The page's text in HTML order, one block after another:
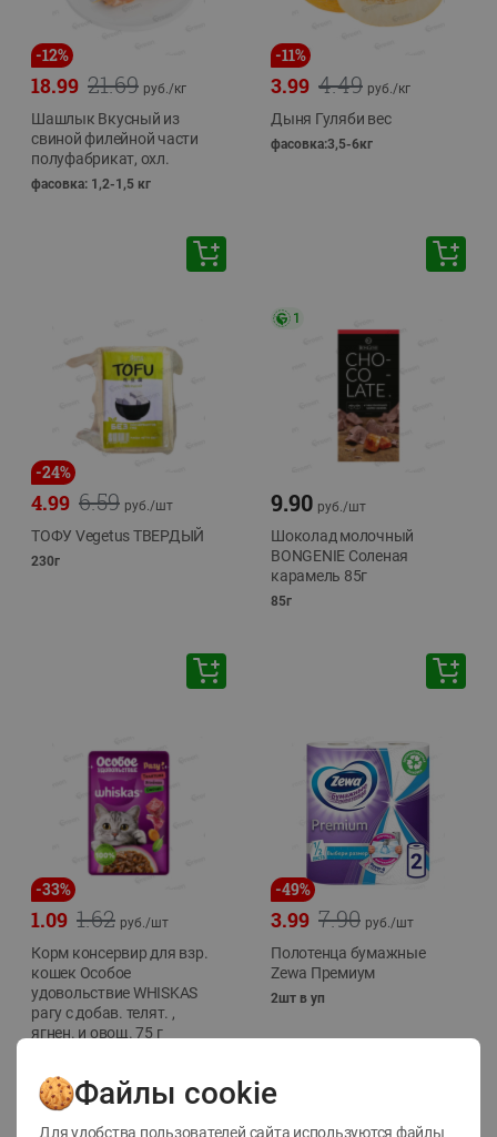
-12%
21.69
18.99 руб./кг
Шашлык Вкусный из
свиной филейной части
полуфабрикат, охл.
фасовка: 1,2-1,5 кг
-11%
4.49
3.99 руб./кг
Дыня Гуляби вес
фасовка:3,5-6кг
-24%
6.59
4.99 руб./шт
ТОФУ Vegetus ТВЕРДЫЙ
230г
1
9.90 руб./шт
Шоколад молочный
BONGENIE Соленая
карамель 85г
85г
-33%
1.62
1.09 руб./шт
Корм консервир для взр.
кошек Особое
удовольствие WHISKAS
рагу с добав. телят. ,
ягнен. и овощ. 75 г
-49%
7.90
3.99 руб./шт
Полотенца бумажные
Zewa Премиум
2шт в уп
Файлы cookie
Для удобства пользователей сайта используются файлы